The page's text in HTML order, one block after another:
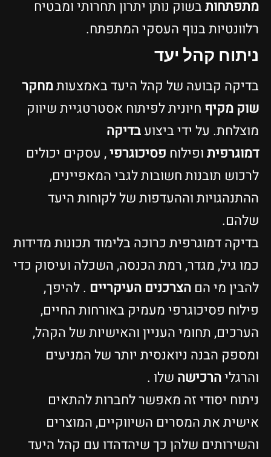
מתפתחותבשוק נותן יתרון תחרותי ומבטיח
רלוונטיות בנוף העסקי המתפתח.
ניתוח קהל יעד
בדיקה קבועה של קהל היעד באמצעותמחקר
שוק מקיף חיונית לפיתוח אסטרטגיית שיווק
מוצלחת. על ידי ביצועבדיקה
דמוגרפיתופילוח פסיכוגרפי, עסקים יכולים
לרכוש תובנות חשובות לגבי המאפיינים,
ההתנהגויות וההעדפות של לקוחות היעד
שלהם.
בדיקה דמוגרפית כרוכה בלימוד תכונות מדידות
כמו גיל, מגדר, רמת הכנסה, השכלה ועיסוק כדי
להבין מי הם הצרכנים העיקריים . להיפך,
פילוח פסיכוגרפי מעמיק באורחות החיים,
הערכים, תחומי העניין והאישיות של הקהל,
ומספק הבנה ניואנסית יותר של המניעים
והרגליהרכישה שלו .
ניתוח יסודי זה מאפשר לחברות להתאים
אישית את המסרים השיווקיים, המוצרים
והשירותים שלהן כך שיהדהדו עם קהל היעד